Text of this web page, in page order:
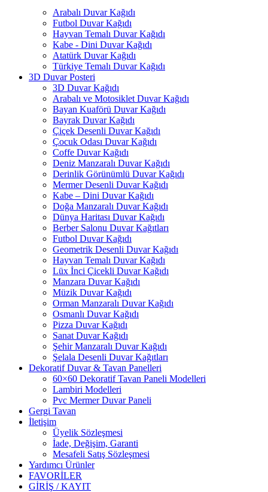
Arabalı Duvar Kağıdı
Futbol Duvar Kağıdı
Hayvan Temalı Duvar Kağıdı
Kabe - Dini Duvar Kağıdı
Atatürk Duvar Kağıdı
Türkiye Temalı Duvar Kağıdı
3D Duvar Posteri
3D Duvar Kağıdı
Arabalı ve Motosiklet Duvar Kağıdı
Bayan Kuaförü Duvar Kağıdı
Bayrak Duvar Kağıdı
Çiçek Desenli Duvar Kağıdı
Çocuk Odası Duvar Kağıdı
Coffe Duvar Kağıdı
Deniz Manzaralı Duvar Kağıdı
Derinlik Görünümlü Duvar Kağıdı
Mermer Desenli Duvar Kağıdı
Kabe – Dini Duvar Kağıdı
Doğa Manzaralı Duvar Kağıdı
Dünya Haritası Duvar Kağıdı
Berber Salonu Duvar Kağıtları
Futbol Duvar Kağıdı
Geometrik Desenli Duvar Kağıdı
Hayvan Temalı Duvar Kağıdı
Lüx İnci Çicekli Duvar Kağıdı
Manzara Duvar Kağıdı
Müzik Duvar Kağıdı
Orman Manzaralı Duvar Kağıdı
Osmanlı Duvar Kağıdı
Pizza Duvar Kağıdı
Sanat Duvar Kağıdı
Şehir Manzaralı Duvar Kağıdı
Şelala Desenli Duvar Kağıtları
Dekoratif Duvar & Tavan Panelleri
60×60 Dekoratif Tavan Paneli Modelleri
Lambiri Modelleri
Pvc Mermer Duvar Paneli
Gergi Tavan
İletişim
Üyelik Sözleşmesi
İade, Değişim, Garanti
Mesafeli Satış Sözleşmesi
Yardımcı Ürünler
FAVORİLER
GİRİŞ / KAYIT